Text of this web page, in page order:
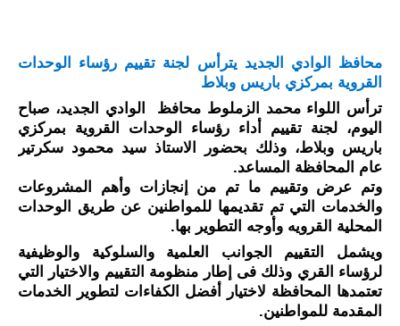
القروية بمركزي باريس وبلاط
عام المحافظة المساعد.
المحلية القرويه وأوجه التطوير بها.
المقدمة للمواطنين.